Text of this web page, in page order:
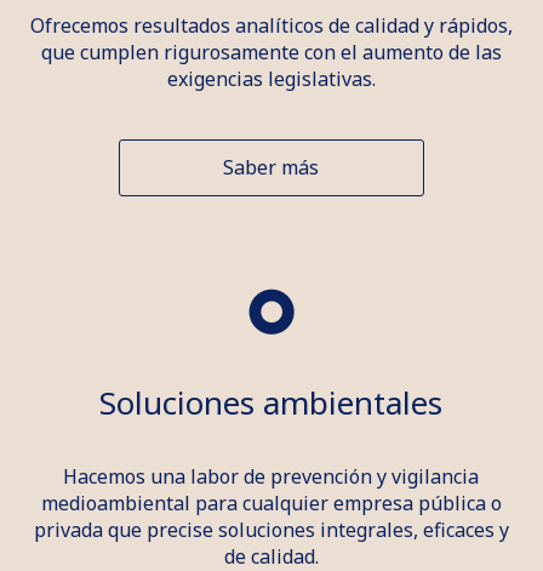
Ofrecemos resultados analíticos de calidad y rápidos,
que cumplen rigurosamente con el aumento de las
exigencias legislativas.
Saber más
Soluciones ambientales
Hacemos una labor de prevención y vigilancia
medioambiental para cualquier empresa pública o
privada que precise soluciones integrales, eficaces y
de calidad.